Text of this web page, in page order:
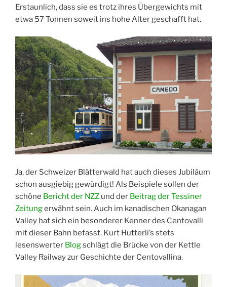
Erstaunlich, dass sie es trotz ihres Übergewichts mit
etwa 57 Tonnen soweit ins hohe Alter geschafft hat.
Ja, der Schweizer Blätterwald hat auch dieses Jubiläum
schon ausgiebig gewürdigt! Als Beispiele sollen der
schöne Bericht der NZZ und der Beitrag der Tessiner
Zeitungerwähnt sein. Auch im kanadischen Okanagan
Valley hat sich ein besonderer Kenner des Centovalli
mit dieser Bahn befasst. Kurt Hutterli’s stets
lesenswerter Blogschlägt die Brücke von der Kettle
Valley Railway zur Geschichte der Centovallina.